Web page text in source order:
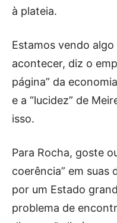
à plateia.
Estamos vendo
acontecer, diz o
página” da
e a “lucidez” de
isso.
Para Rocha, goste
coerência” em suas
por um Estado
problema de